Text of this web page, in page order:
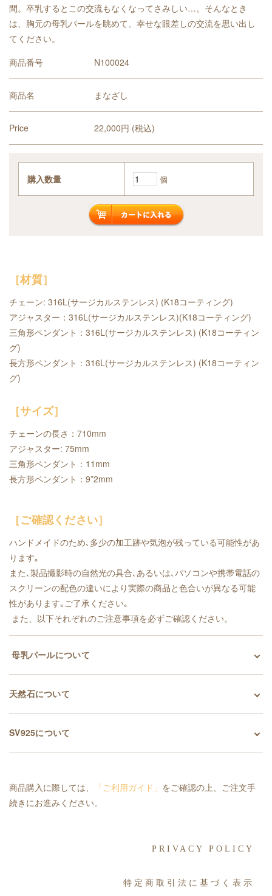
間。卒乳するとこの交流もなくなってさみしい…。そんなとき
は、胸元の母乳パールを眺めて、幸せな眼差しの交流を思い出し
てください。
商品番号
N100024
商品名 まなざし
Price 22,000円 (税込)
購入数量 個
［材質］
チェーン: 316L(サージカルステンレス) (K18コーティング)
アジャスター：316L(サージカルステンレス)(K18コーティング)
三角形ペンダント：316L(サージカルステンレス) (K18コーティン
グ)
長方形ペンダント：316L(サージカルステンレス) (K18コーティン
グ)
［サイズ］
チェーンの長さ：710mm
アジャスター: 75mm
三角形ペンダント：11mm
長方形ペンダント：9*2mm
［ご確認ください］
ハンドメイドのため､多少の加工跡や気泡が残っている可能性があ
ります｡
また､製品撮影時の自然光の具合､あるいは､パソコンや携帯電話の
スクリーンの配色の違いにより実際の商品と色合いが異なる可能
性があります｡ご了承ください｡
また、以下それぞれのご注意事項を必ずご確認ください。
母乳パールについて
天然石について
SV925について
商品購入に際しては、 「ご利用ガイド」 をご確認の上、ご注文手
続きにお進みください。
PRIVACY POLICY
特定商取引法に基づく表示